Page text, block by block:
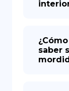
saber